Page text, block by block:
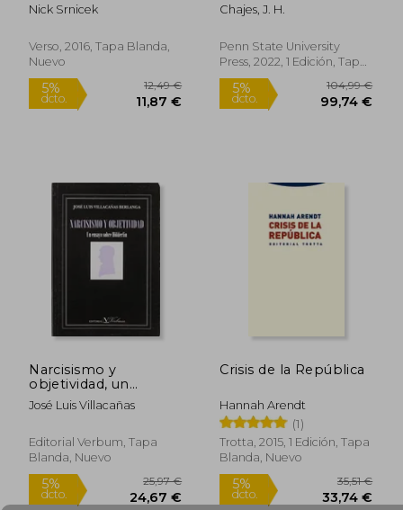
31,75 € dcto.
5%
dcto. 14,25 €
5%
dcto.
(en Inglés)
Nick Srnicek
Verso, 2016, Tapa Blanda,
Nuevo
Chajes, J. H.
Penn State University
Press, 2022, 1 Edición, Tapa
Dura, Nuevo
Narcisismo y
objetividad, un
ensayo sobre
Hölderlin
José Luis Villacañas
Editorial Verbum, Tapa
Blanda, Nuevo
Crisis de la República
Hannah Arendt
(1)
Trotta, 2015, 1 Edición, Tapa
Blanda, Nuevo